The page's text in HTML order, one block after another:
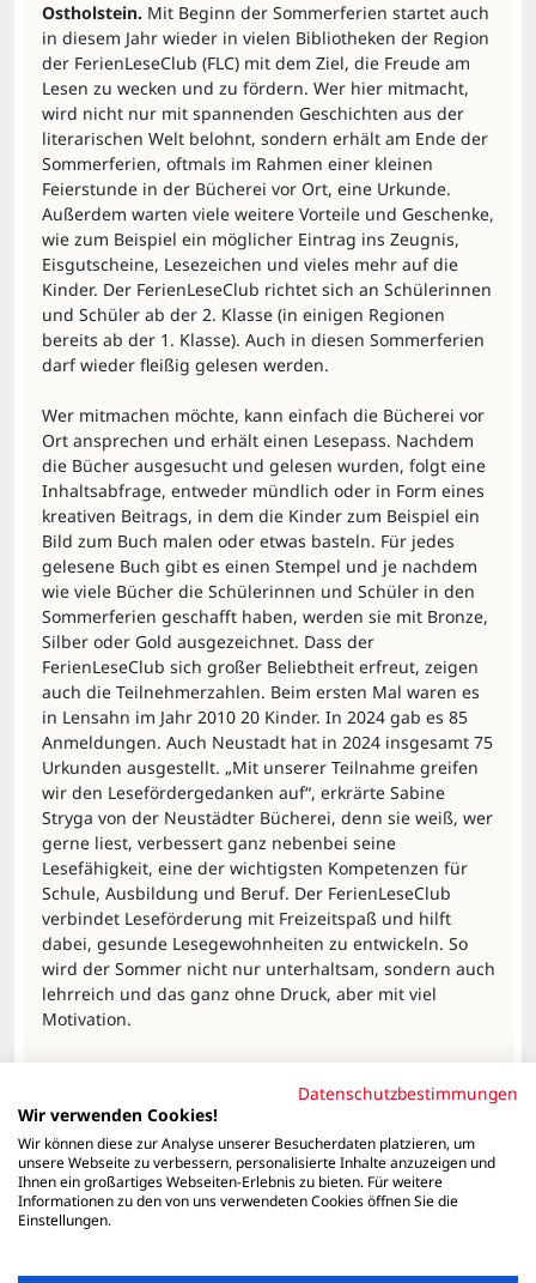
Ostholstein. Mit Beginn der Sommerferien startet auch
in diesem Jahr wieder in vielen Bibliotheken der Region
der FerienLeseClub (FLC) mit dem Ziel, die Freude am
Lesen zu wecken und zu fördern. Wer hier mitmacht,
wird nicht nur mit spannenden Geschichten aus der
literarischen Welt belohnt, sondern erhält am Ende der
Sommerferien, oftmals im Rahmen einer kleinen
Feierstunde in der Bücherei vor Ort, eine Urkunde.
Außerdem warten viele weitere Vorteile und Geschenke,
wie zum Beispiel ein möglicher Eintrag ins Zeugnis,
Eisgutscheine, Lesezeichen und vieles mehr auf die
Kinder. Der FerienLeseClub richtet sich an Schülerinnen
und Schüler ab der 2. Klasse (in einigen Regionen
bereits ab der 1. Klasse). Auch in diesen Sommerferien
darf wieder fleißig gelesen werden.
Wer mitmachen möchte, kann einfach die Bücherei vor
Ort ansprechen und erhält einen Lesepass. Nachdem
die Bücher ausgesucht und gelesen wurden, folgt eine
Inhaltsabfrage, entweder mündlich oder in Form eines
kreativen Beitrags, in dem die Kinder zum Beispiel ein
Bild zum Buch malen oder etwas basteln. Für jedes
gelesene Buch gibt es einen Stempel und je nachdem
wie viele Bücher die Schülerinnen und Schüler in den
Sommerferien geschafft haben, werden sie mit Bronze,
Silber oder Gold ausgezeichnet. Dass der
FerienLeseClub sich großer Beliebtheit erfreut, zeigen
auch die Teilnehmerzahlen. Beim ersten Mal waren es
in Lensahn im Jahr 2010 20 Kinder. In 2024 gab es 85
Anmeldungen. Auch Neustadt hat in 2024 insgesamt 75
Urkunden ausgestellt. „Mit unserer Teilnahme greifen
wir den Lesefördergedanken auf“, erkrärte Sabine
Stryga von der Neustädter Bücherei, denn sie weiß, wer
gerne liest, verbessert ganz nebenbei seine
Lesefähigkeit, eine der wichtigsten Kompetenzen für
Schule, Ausbildung und Beruf. Der FerienLeseClub
verbindet Leseförderung mit Freizeitspaß und hilft
dabei, gesunde Lesegewohnheiten zu entwickeln. So
wird der Sommer nicht nur unterhaltsam, sondern auch
lehrreich und das ganz ohne Druck, aber mit viel
Motivation.
Datenschutzbestimmungen
Wir verwenden Cookies!
Wir können diese zur Analyse unserer Besucherdaten platzieren, um
unsere Webseite zu verbessern, personalisierte Inhalte anzuzeigen und
Ihnen ein großartiges Webseiten-Erlebnis zu bieten. Für weitere
Informationen zu den von uns verwendeten Cookies öffnen Sie die
Einstellungen.